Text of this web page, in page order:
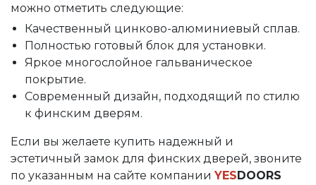
можно отметить следующие:
Качественный цинково-алюминиевый сплав.
Полностью готовый блок для установки.
Яркое многослойное гальваническое
покрытие.
Современный дизайн, подходящий по стилю
к финским дверям.
Если вы желаете купить надежный и
эстетичный замок для финских дверей, звоните
по указанным на сайте компании YESDOORS